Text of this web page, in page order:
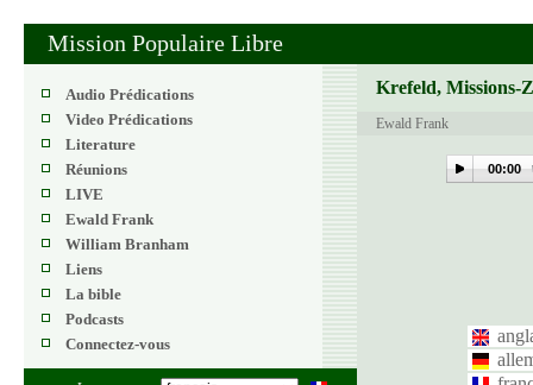
Mission Populaire Libre
Audio Prédications
Video Prédications
Literature
Réunions
LIVE
Ewald Frank
William Branham
Liens
La bible
Podcasts
Connectez-vous
Krefeld, Missions-
Ewald Frank
00:00